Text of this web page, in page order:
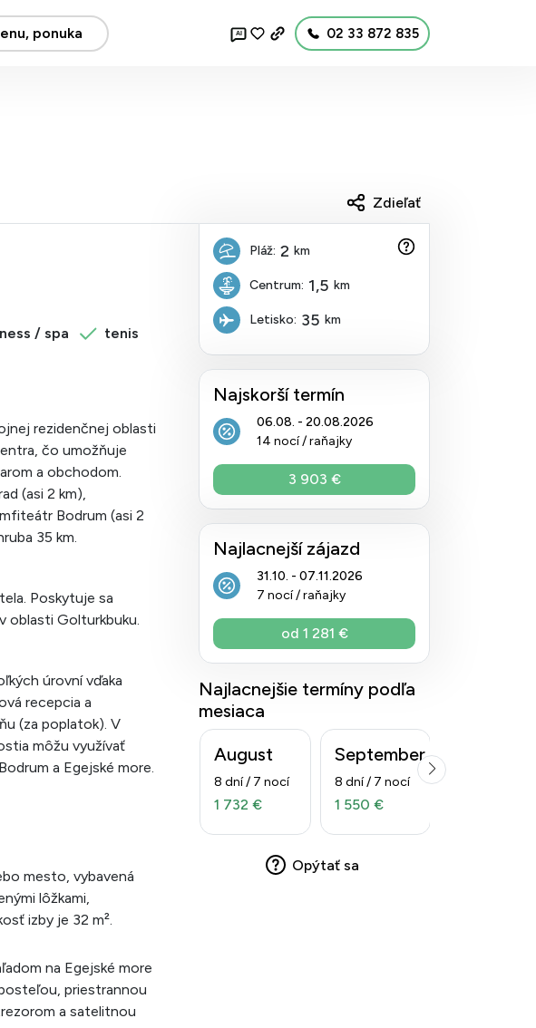
AI 02 33 872 835
/ spa
tenis
rezidenčnej oblasti
čo umožňuje
a obchodom.
(asi 2 km),
Bodrum (asi 2
35 km.
Poskytuje sa
oblasti Golturkbuku.
úrovní vďaka
recepcia a
(za poplatok). V
môžu využívať
a Egejské more.
mesto, vybavená
lôžkami,
izby je 32 m².
na Egejské more
priestrannou
a satelitnou
Zdieľať
Pláž: 2 km
Centrum: 1,5 km
Letisko: 35 km
Najskorší termín
06.08. - 20.08.2026
14 nocí / raňajky
3 903 €
Najlacnejší zájazd
31.10. - 07.11.2026
7 nocí / raňajky
od 1 281 €
Najlacnejšie termíny podľa
mesiaca
August
8 dní / 7 nocí
1 732 €
September
8 dní / 7 nocí
1 550 €
Opýtať sa